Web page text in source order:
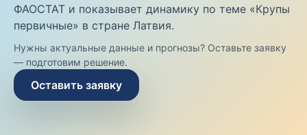
ФАОСТАТ и показывает динамику по теме «Крупы
первичные» в стране Латвия.
Нужны актуальные данные и прогнозы? Оставьте заявку
— подготовим решение.
Оставить заявку